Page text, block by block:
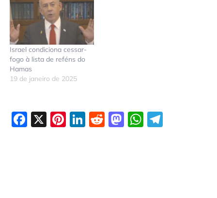
Israel condiciona cessar-
fogo à lista de reféns do
Hamas
19 de janeiro de 2025
Facebook
X Pinterest
LinkedIn
Reddit
Mastodon